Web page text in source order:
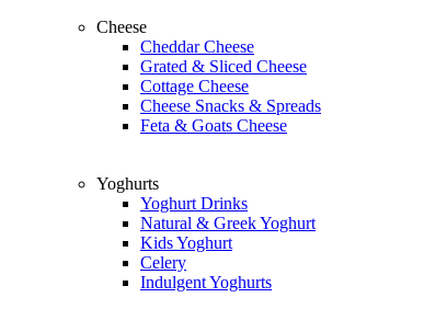
Cheese
Cheddar Cheese
Grated & Sliced Cheese
Cottage Cheese
Cheese Snacks & Spreads
Feta & Goats Cheese
Yoghurts
Yoghurt Drinks
Natural & Greek Yoghurt
Kids Yoghurt
Celery
Indulgent Yoghurts